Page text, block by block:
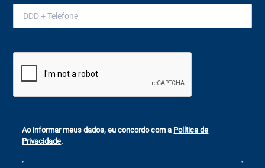
Ao informar meus dados, eu concordo com a Política de
Privacidade.